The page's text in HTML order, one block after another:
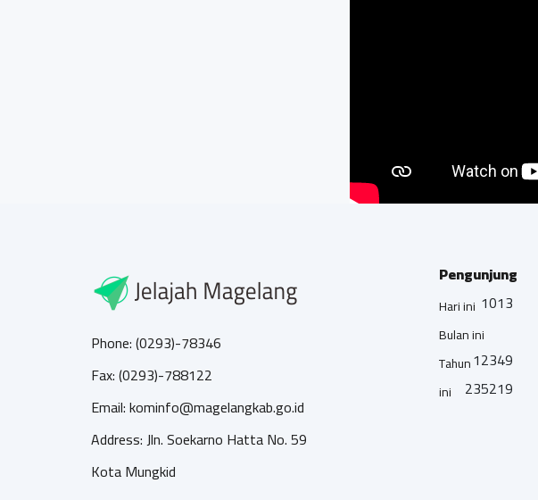
Phone: (0293)-78346
Fax: (0293)-788122
Email: kominfo@magelangkab.go.id
Address: Jln. Soekarno Hatta No. 59
Kota Mungkid
Pengunjung
Hari ini 1013
Bulan ini
12349
Tahun
ini
235219